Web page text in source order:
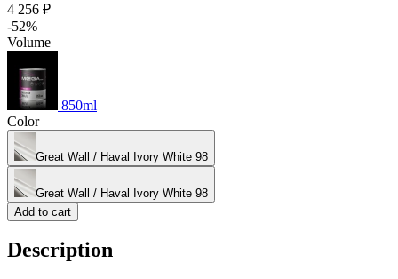
4 256 ₽
-52%
Volume
850ml
Color
Great Wall / Haval Ivory White 98
Great Wall / Haval Ivory White 98
Add to cart
Description